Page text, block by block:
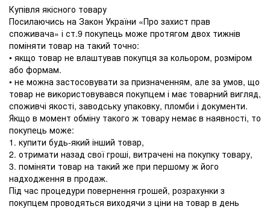
Купівля якісного товару
Посилаючись на Закон України «Про захист прав
споживача» і ст.9 покупець може протягом двох тижнів
поміняти товар на такий точно:
• якщо товар не влаштував покупця за кольором, розміром
або формам.
• не можна застосовувати за призначенням, але за умов, що
товар не використовувався покупцем і має товарний вигляд,
споживчі якості, заводську упаковку, пломби і документи.
Якщо в момент обміну такого ж товару немає в наявності, то
покупець може:
1. купити будь-який інший товар,
2. отримати назад свої гроші, витрачені на покупку товару,
3. поміняти товар на такий же при першому ж його
надходження в продаж.
Під час процедури повернення грошей, розрахунки з
покупцем проводяться виходячи з ціни на товар в день